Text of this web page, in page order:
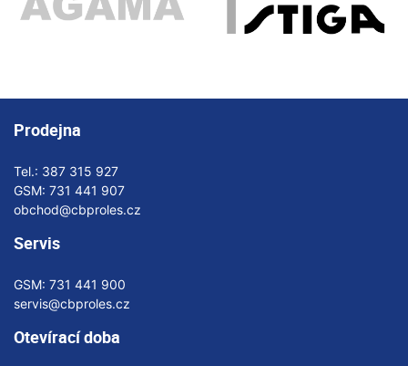
Prodejna
Tel.: 387 315 927
GSM: 731 441 907
obchod@cbproles.cz
Servis
GSM: 731 441 900
servis@cbproles.cz
Otevírací doba